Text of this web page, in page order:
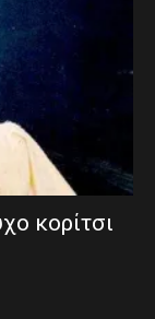
κορίτσι